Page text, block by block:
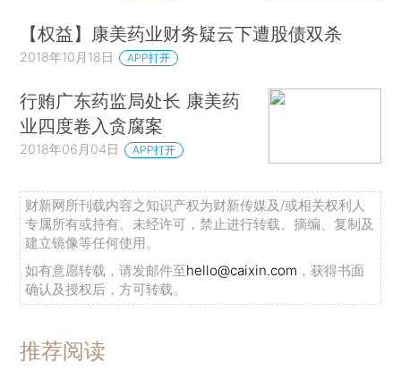
【权益】康美药业财务疑云下遭股债双杀
2018年10月18日 APP打开
行贿广东药监局处长 康美药
业四度卷入贪腐案
2018年06月04日 APP打开
财新网所刊载内容之知识产权为财新传媒及/或相关权利人
专属所有或持有。未经许可，禁止进行转载、摘编、复制及
建立镜像等任何使用。
如有意愿转载，请发邮件至hello@caixin.com ，获得书面
确认及授权后，方可转载。
推荐阅读